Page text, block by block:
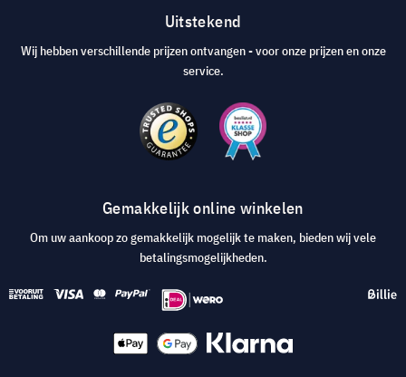
Uitstekend
Wij hebben verschillende prijzen ontvangen - voor onze prijzen en onze
service.
Gemakkelijk online winkelen
Om uw aankoop zo gemakkelijk mogelijk te maken, bieden wij vele
betalingsmogelijkheden.